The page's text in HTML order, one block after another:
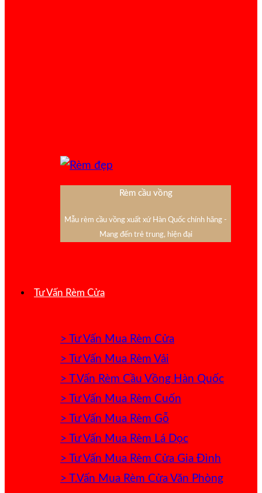
Rèm cầu vồng
Mẫu rèm cầu vồng xuất xứ Hàn Quốc chính hãng -
Mang đến trẻ trung, hiện đại
Tư Vấn Rèm Cửa
> Tư Vấn Mua Rèm Cửa
> Tư Vấn Mua Rèm Vải
> T.Vấn Rèm Cầu Vồng Hàn Quốc
> Tư Vấn Mua Rèm Cuốn
> Tư Vấn Mua Rèm Gỗ
> Tư Vấn Mua Rèm Lá Dọc
> Tư Vấn Mua Rèm Cửa Gia Đình
> T.Vấn Mua Rèm Cửa Văn Phòng